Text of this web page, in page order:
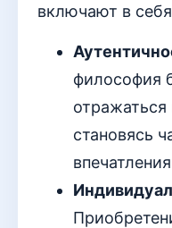
включают в
философия
становясь